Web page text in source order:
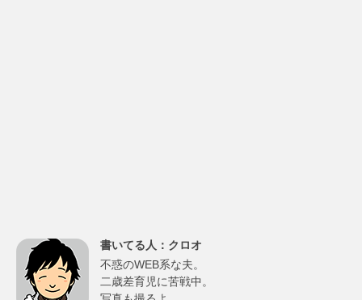
書いてる人：クロオ
不惑のWEB系な夫。
二歳差育児に苦戦中。